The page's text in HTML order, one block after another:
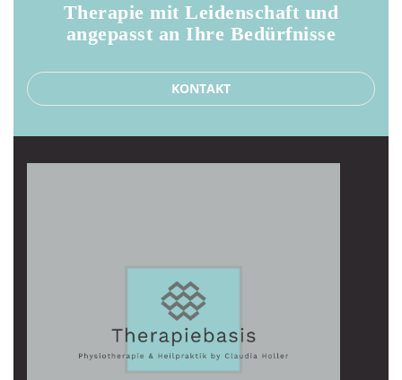
Therapie mit Leidenschaft und
angepasst an Ihre Bedürfnisse
KONTAKT